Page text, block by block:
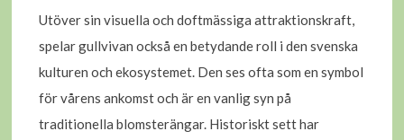
Utöver sin visuella och doftmässiga attraktionskraft,
spelar gullvivan också en betydande roll i den svenska
kulturen och ekosystemet. Den ses ofta som en symbol
för vårens ankomst och är en vanlig syn på
traditionella blomsterängar. Historiskt sett har